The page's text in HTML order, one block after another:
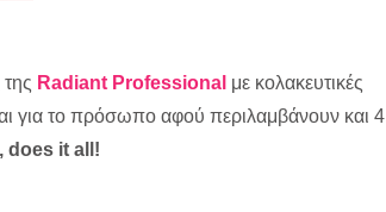
Radiant Professional με κολακευτικές
για το πρόσωπο αφού περιλαμβάνουν και 4
does it all!